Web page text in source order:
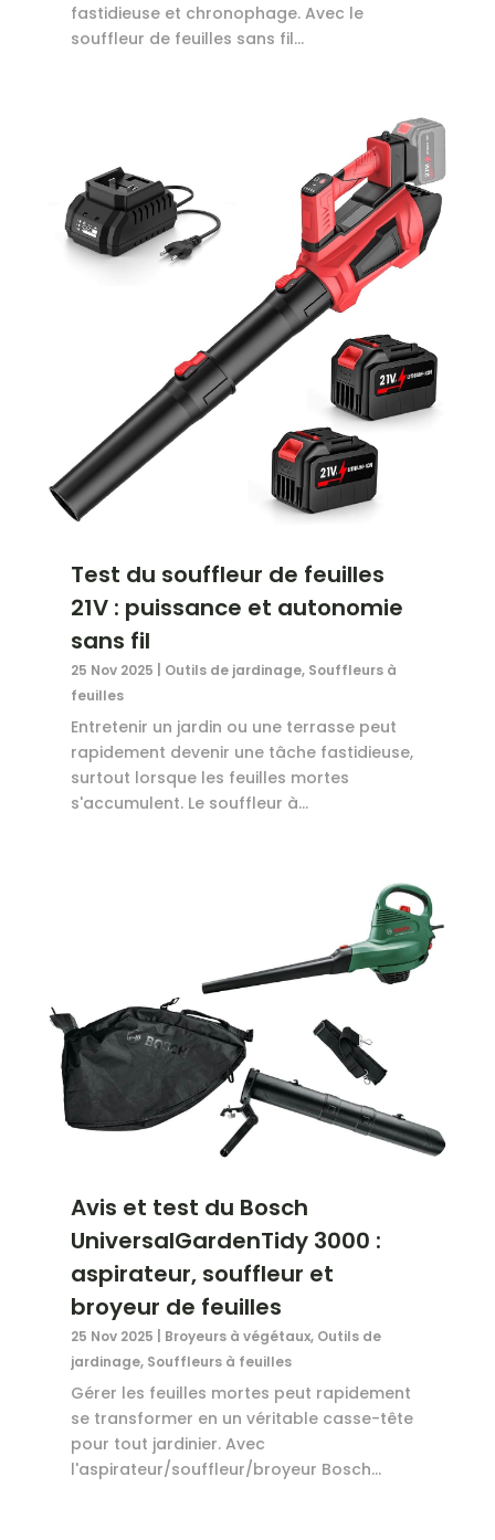
fastidieuse et chronophage. Avec le
souffleur de feuilles sans fil...
Test du souffleur de feuilles
21V : puissance et autonomie
sans fil
25 Nov 2025 Outils de jardinage, Souffleurs à
feuilles
Entretenir un jardin ou une terrasse peut
rapidement devenir une tâche fastidieuse,
surtout lorsque les feuilles mortes
s'accumulent. Le souffleur à...
Avis et test du Bosch
UniversalGardenTidy 3000 :
aspirateur, souffleur et
broyeur de feuilles
25 Nov 2025 Broyeurs à végétaux, Outils de
jardinage, Souffleurs à feuilles
Gérer les feuilles mortes peut rapidement
se transformer en un véritable casse-tête
pour tout jardinier. Avec
l'aspirateur/souffleur/broyeur Bosch...